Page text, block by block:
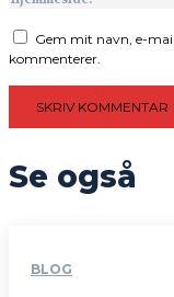
Gem mit navn, e-
kommenterer.
Se også
BLOG